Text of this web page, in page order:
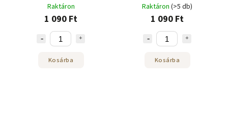
Raktáron
1 090 Ft
Kosárba
Raktáron (>5 db)
1 090 Ft
Kosárba